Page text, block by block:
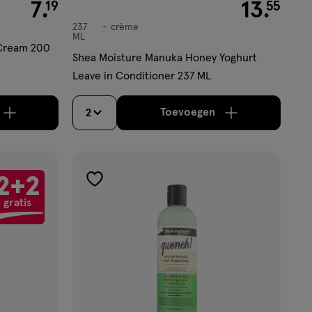
nog maar 7 producten op voorraad.
€ 7.19
7.19
200
aantal met één, Bijna uitverkocht!Er zijn nog maar 23
€ 13.55
13.55
crème
237
ML
crème
Shea Moisture Manuka Honey Yoghurt
Leave in Conditioner 237 ML
2 Toevoegenverhoog aantal met
gratis
toevoegen